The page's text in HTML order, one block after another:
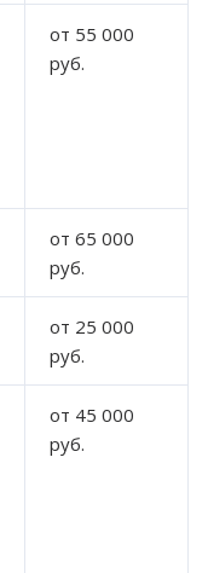
от 55 000
руб.
от 65 000
руб.
от 25 000
руб.
от 45 000
руб.